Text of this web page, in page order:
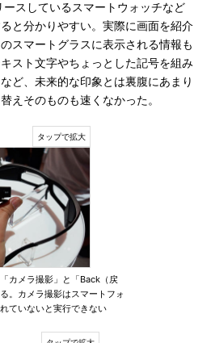
スしているスマートウォッチなど
と分かりやすい。実際に画面を紹介
スマートグラスに表示される情報も
スト文字やちょっとした記号を組み
ど、未来的な印象とは裏腹にあまり
えそのものも速くなかった。
カメラ撮影」と「Back（戻
。カメラ撮影はスマートフォ
ていないと実行できない